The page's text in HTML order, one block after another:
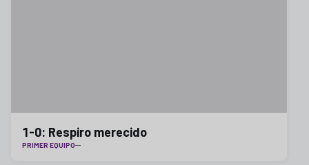
1-0: Respiro merecido
PRIMER EQUIPO